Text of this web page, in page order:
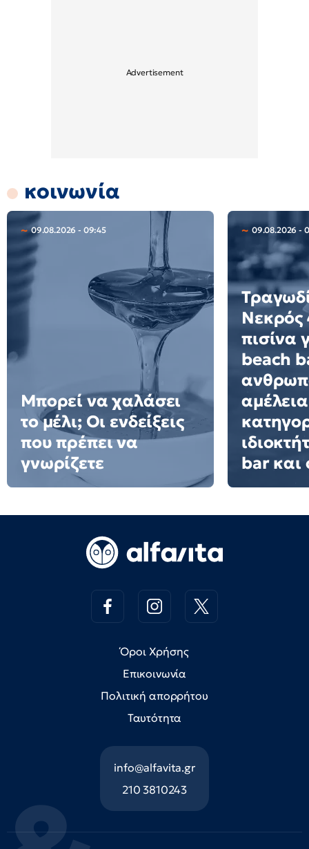
κοινωνία
09.08.2026 - 09:45
Μπορεί να χαλάσει
το μέλι; Οι ενδείξεις
που πρέπει να
γνωρίζετε
09.08.2026 -
Νεκρός
πισίνα
beach
αμέλεια
bar και
Όροι Χρήσης
Επικοινωνία
Πολιτική απορρήτου
Ταυτότητα
info@alfavita.gr
210 3810243